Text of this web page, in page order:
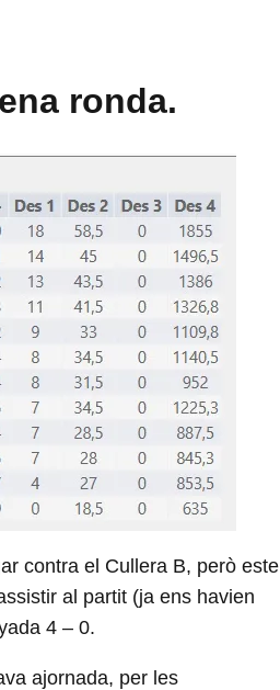
ronda.
contra el Cullera B, però este
al partit (ja ens havien
4 – 0.
ajornada, per les